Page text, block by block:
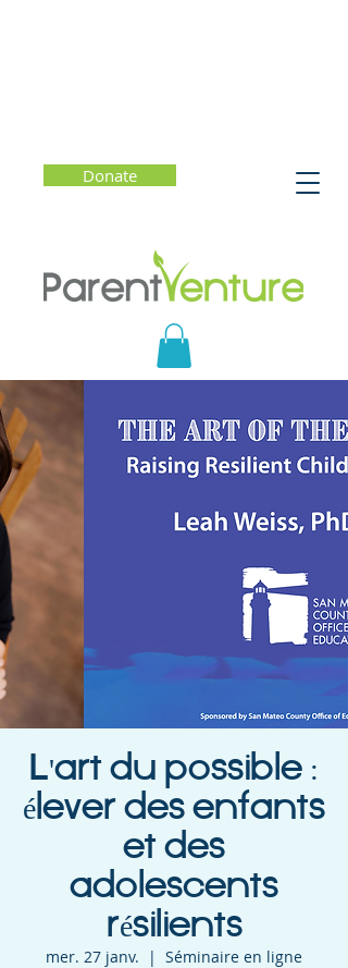
Donate
L'art du possible :
élever des enfants
et des
adolescents
résilients
mer. 27 janv.
  |
Séminaire en ligne